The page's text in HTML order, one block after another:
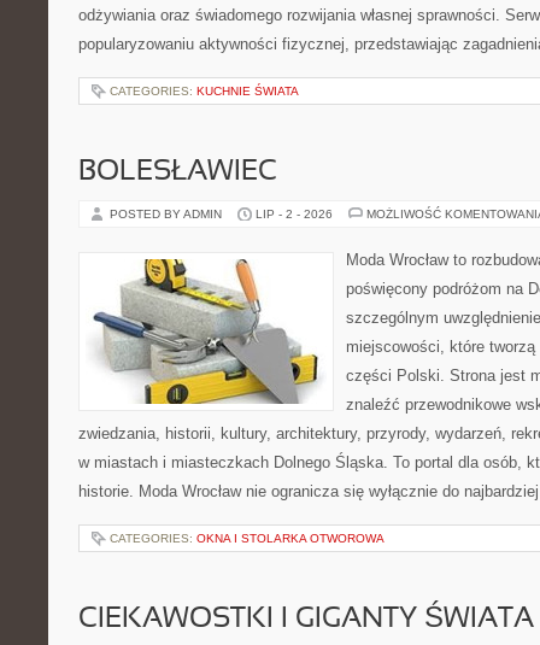
odżywiania oraz świadomego rozwijania własnej sprawności.
popularyzowaniu aktywności fizycznej, przedstawiając
CATEGORIES: KUCHNIE ŚWIATA
BOLESŁAWIEC
POSTED BY ADMIN LIP - 2 - 2026 MOŻLIWOŚĆ
Moda Wrocław to
poświęcony podróżom na
szczególnym
miejscowości, które
części Polski. Strona jest
znaleźć przewodnikowe
zwiedzania, historii, kultury, architektury, przyrody, wydarzeń,
w miastach i miasteczkach Dolnego Śląska. To portal dla osób,
historie. Moda Wrocław nie ogranicza się wyłącznie do
CATEGORIES: OKNA I STOLARKA OTWOROWA
CIEKAWOSTKI I GIGANTY ŚWIATA